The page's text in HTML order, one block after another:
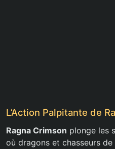
L’Action Palpitante de
Ragna Crimson plonge les
où dragons et chasseurs